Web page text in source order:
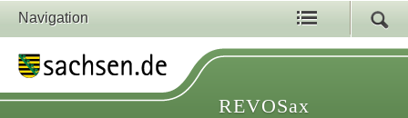
Navigation
REVOSax